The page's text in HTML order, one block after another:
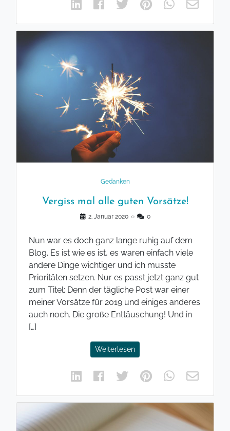
Gedanken
Vergiss mal alle guten Vorsätze!
2. Januar 2020 ◌ 0
Nun war es doch ganz lange ruhig auf dem
Blog. Es ist wie es ist, es waren einfach viele
andere Dinge wichtiger und ich musste
Prioritäten setzen. Nur es passt jetzt ganz gut
zum Titel: Denn der tägliche Post war einer
meiner Vorsätze für 2019 und einiges anderes
auch noch. Die große Enttäuschung! Und in
[…]
Weiterlesen